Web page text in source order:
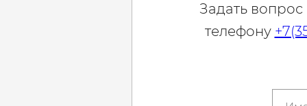
Задать
телефону